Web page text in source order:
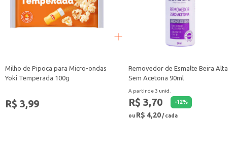
Milho de Pipoca para Micro-ondas
Yoki Temperada 100g
R$ 3,99
Removedor de Esmalte Beira Alta
Sem Acetona 90ml
A partir de 3 unid.
R$ 3,70 -12%
ou R$ 4,20/ cada